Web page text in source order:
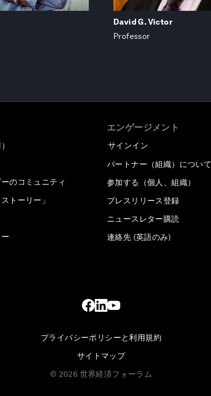
David G. Victor
Professor
のコミュニティ
トーリー」
エンゲージメント
サインイン
パートナー（組織）について
参加する（個人、組織）
プレスリリース登録
ニュースレター購読
連絡先 (英語のみ)
プライバシーポリシーと利用規約
サイトマップ
© 2026 世界経済フォーラム